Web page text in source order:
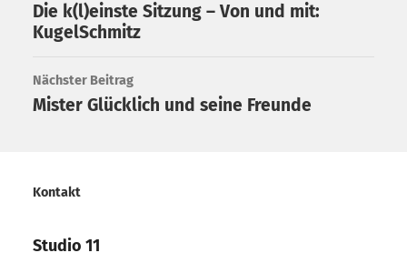
Die k(l)einste Sitzung – Von und mit:
KugelSchmitz
Nächster Beitrag
Mister Glücklich und seine Freunde
Kontakt
Studio 11